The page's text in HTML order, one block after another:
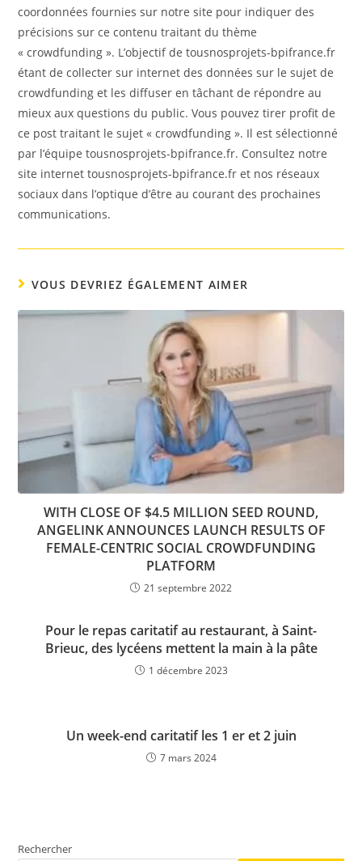
coordonnées fournies sur notre site pour indiquer des
précisions sur ce contenu traitant du thème
« crowdfunding ». L’objectif de tousnosprojets-bpifrance.fr
étant de collecter sur internet des données sur le sujet de
crowdfunding et les diffuser en tâchant de répondre au
mieux aux questions du public. Vous pouvez tirer profit de
ce post traitant le sujet « crowdfunding ». Il est sélectionné
par l’équipe tousnosprojets-bpifrance.fr. Consultez notre
site internet tousnosprojets-bpifrance.fr et nos réseaux
sociaux dans l’optique d’être au courant des prochaines
communications.
VOUS DEVRIEZ ÉGALEMENT AIMER
WITH CLOSE OF $4.5 MILLION SEED ROUND,
ANGELINK ANNOUNCES LAUNCH RESULTS OF
FEMALE-CENTRIC SOCIAL CROWDFUNDING
PLATFORM
21 septembre 2022
Pour le repas caritatif au restaurant, à Saint-
Brieuc, des lycéens mettent la main à la pâte
1 décembre 2023
Un week-end caritatif les 1 er et 2 juin
7 mars 2024
Rechercher